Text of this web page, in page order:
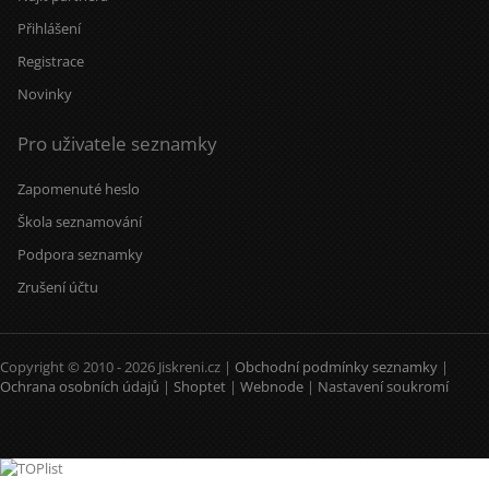
Přihlášení
Registrace
Novinky
Pro uživatele seznamky
Zapomenuté heslo
Škola seznamování
Podpora seznamky
Zrušení účtu
Copyright © 2010 - 2026 Jiskreni.cz | Obchodní podmínky seznamky |
Ochrana osobních údajů | Shoptet | Webnode | Nastavení soukromí